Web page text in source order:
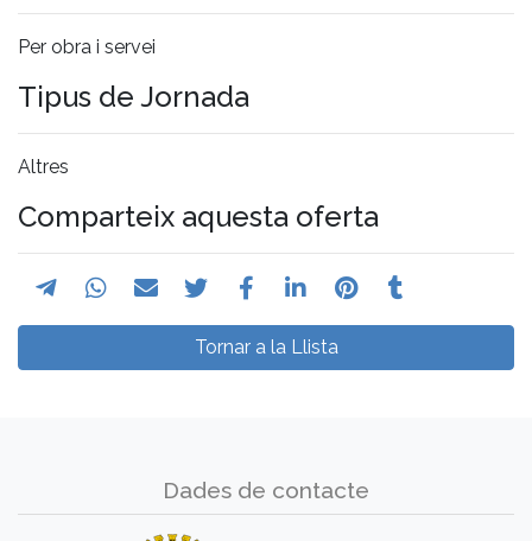
Per obra i servei
Tipus de Jornada
Altres
Comparteix aquesta oferta
Tornar a la Llista
Dades de contacte